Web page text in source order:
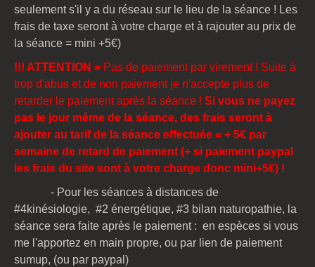
seulement s'il y a du réseau sur le lieu de la séance ! Les
frais de taxe seront à votre charge et à rajouter au prix de
la séance = mini +5€)
!!! ATTENTION = Pas de paiement par virement ! Suite à
trop d'abus et de non paiement je n'accepte plus de
retarder le paiement après la séance ! Si vous ne payez
pas le jour même de la séance, des frais seront à
ajouter au tarif de la séance effectuée = + 5€ par
semaine de retard de paiement (+ si paiement paypal
es frais du site sont à votre charge donc mini+5€) !
- Pour les séances à distances de
#4kinésiologie, #2 énergétique, #3 bilan naturopathie, la
séance sera faite après le paiement : en espèces si vous
me l'apportez en main propre, ou par lien de paiement
sumup, (ou par paypal)